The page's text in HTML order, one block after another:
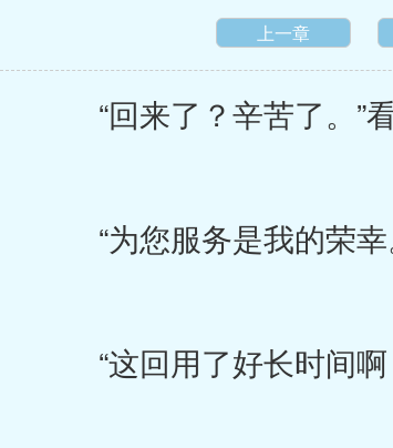
上一章
“回来了？辛苦了。”看
“为您服务是我的荣幸
“这回用了好长时间啊